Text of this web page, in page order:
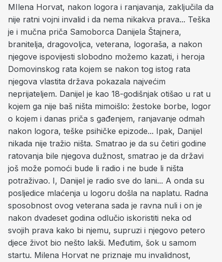
MIlena Horvat, nakon logora i ranjavanja, zaključila da
nije ratni vojni invalid i da nema nikakva prava... Teška
je i mučna priča Samoborca Danijela Štajnera,
branitelja, dragovoljca, veterana, logoraša, a nakon
njegove ispovijesti slobodno možemo kazati, i heroja
Domovinskog rata kojem se nakon tog istog rata
njegova vlastita država pokazala najvećim
neprijateljem. Danijel je kao 18-godišnjak otišao u rat u
kojem ga nije baš ništa mimoišlo: žestoke borbe, logor
o kojem i danas priča s gađenjem, ranjavanje odmah
nakon logora, teške psihičke epizode... Ipak, Danijel
nikada nije tražio ništa. Smatrao je da su četiri godine
ratovanja bile njegova dužnost, smatrao je da državi
još može pomoći bude li radio i ne bude li ništa
potraživao. I, Danijel je radio sve do lani... A onda su
posljedice mlaćenja u logoru došla na naplatu. Radna
sposobnost ovog veterana sada je ravna nuli i on je
nakon dvadeset godina odlučio iskoristiti neka od
svojih prava kako bi njemu, supruzi i njegovo petero
djece život bio nešto lakši. Međutim, šok u samom
startu. Milena Horvat ne priznaje mu invalidnost,